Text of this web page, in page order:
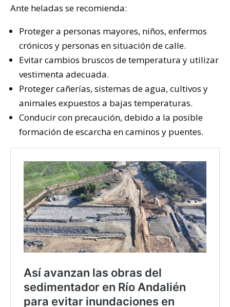
Ante heladas se recomienda:
Proteger a personas mayores, niños, enfermos
crónicos y personas en situación de calle.
Evitar cambios bruscos de temperatura y utilizar
vestimenta adecuada.
Proteger cañerías, sistemas de agua, cultivos y
animales expuestos a bajas temperaturas.
Conducir con precaución, debido a la posible
formación de escarcha en caminos y puentes.